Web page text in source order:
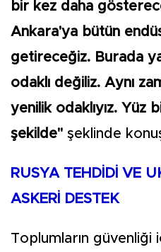
bir kez daha
Ankara'ya bütün
getireceğiz. Burada
odaklı değiliz. Aynı
yenilik odaklıyız. Yüz
şekilde" şeklinde
RUSYA TEHDİDİ VE
ASKERİ DESTEK
Toplumların güvenliği